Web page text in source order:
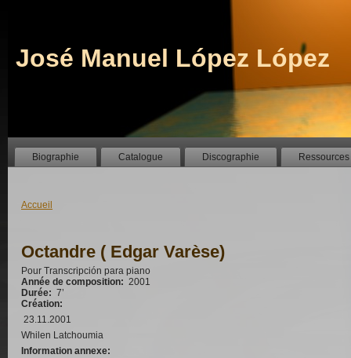
José Manuel López López
Biographie Catalogue Discographie Ressources
Accueil
Octandre ( Edgar Varèse)
Pour Transcripción para piano
Année de composition: 2001
Durée: 7’
Création:
23.11.2001
Whilen Latchoumia
Information annexe: